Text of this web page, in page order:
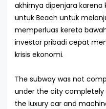
akhirnya dipenjara karena
untuk Beach untuk
memperluas kereta
investor pribadi cepat
krisis ekonomi.
The subway was not
under the city
the luxury car and